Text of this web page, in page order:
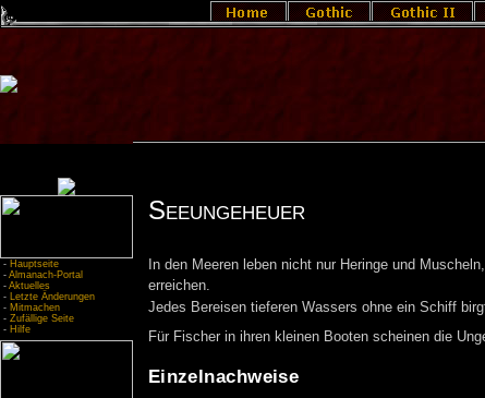
- Hauptseite
- Almanach-Portal
- Aktuelles
- Letzte Änderungen
- Mitmachen
- Zufällige Seite
- Hilfe
Seeungeheuer
In den Meeren leben nicht nur Heringe und
erreichen.
Jedes Bereisen tieferen Wassers ohne ein Schiff
Für Fischer in ihren kleinen Booten scheinen die
Einzelnachweise